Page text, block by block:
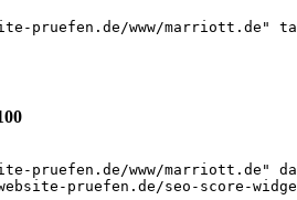
pruefen.de/www/marriott.de"
pruefen.de/www/marriott.de"